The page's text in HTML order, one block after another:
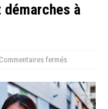
à
Commentaires fermés